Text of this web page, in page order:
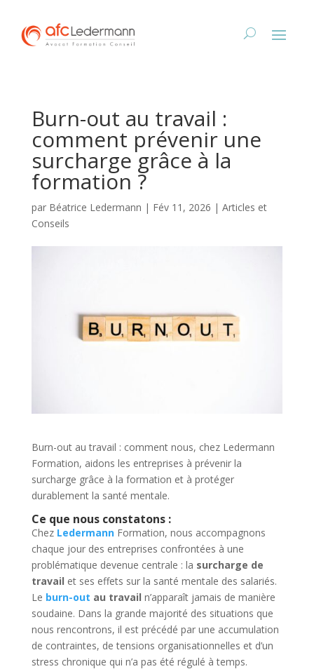
Burn-out au travail :
comment prévenir une
surcharge grâce à la
formation ?
par Béatrice Ledermann | Fév 11, 2026 | Articles et
Conseils
Burn-out au travail : comment nous, chez Ledermann
Formation, aidons les entreprises à prévenir la
surcharge grâce à la formation et à protéger
durablement la santé mentale.
Ce que nous constatons :
Chez LedermannFormation, nous accompagnons
chaque jour des entreprises confrontées à une
problématique devenue centrale : la surcharge de
travail et ses effets sur la santé mentale des salariés.
Le burn-out au travail n’apparaît jamais de manière
soudaine. Dans la grande majorité des situations que
nous rencontrons, il est précédé par une accumulation
de contraintes, de tensions organisationnelles et d’un
stress chronique qui n’a pas été régulé à temps.